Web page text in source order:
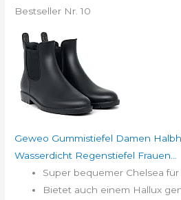
Bestseller Nr. 10
Geweo Gummistiefel Damen
Wasserdicht Regenstiefel Frauen...
Super bequemer Chelsea für
Bietet auch einem Hallux